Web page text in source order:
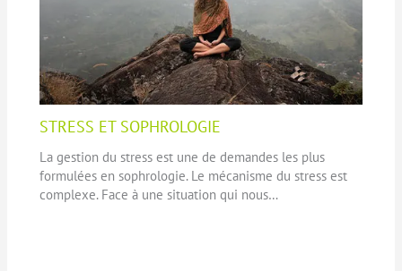
STRESS ET SOPHROLOGIE
La gestion du stress est une de demandes les plus
formulées en sophrologie. Le mécanisme du stress est
complexe. Face à une situation qui nous…